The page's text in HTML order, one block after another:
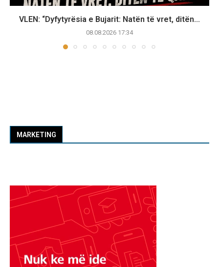
VLEN: “Dyfytyrësia e Bujarit: Natën të vret, ditën...
08.08.2026 17:34
MARKETING